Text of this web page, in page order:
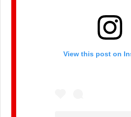
View this post on